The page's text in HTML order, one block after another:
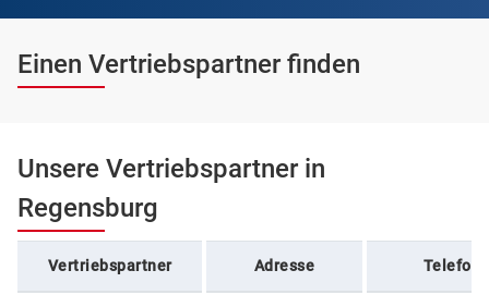
Einen Vertriebspartner finden
Unsere Vertriebspartner in
Regensburg
Vertriebspartner Adresse Telefon